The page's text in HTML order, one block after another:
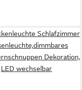
Schlafzimmer
Dekoration,
LED wechselbar